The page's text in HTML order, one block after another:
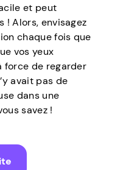
et peut
! Alors, envisagez
chaque fois que
vos yeux
force de regarder
avait pas de
dans une
savez !